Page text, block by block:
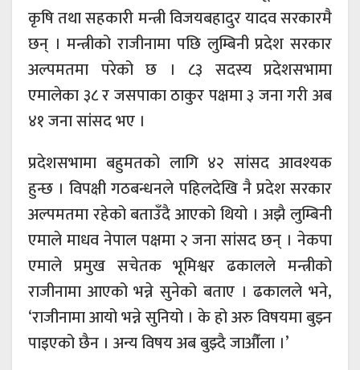
कृषि तथा सहकारी मन्त्री विजयबहादुर यादव सरकारमै
छन् । मन्त्रीको राजीनामा पछि लुम्बिनी प्रदेश सरकार
अल्पमतमा परेको छ । ८३ सदस्य प्रदेशसभामा
एमालेका ३८ र जसपाका ठाकुर पक्षमा ३ जना गरी अब
४१ जना सांसद भए ।
प्रदेशसभामा बहुमतको लागि ४२ सांसद आवश्यक
हुन्छ । विपक्षी गठबन्धनले पहिलदेखि नै प्रदेश सरकार
अल्पमतमा रहेको बताउँदै आएको थियो । अझै लुम्बिनी
एमाले माधव नेपाल पक्षमा २ जना सांसद छन् । नेकपा
एमाले प्रमुख सचेतक भूमिश्वर ढकालले मन्त्रीको
राजीनामा आएको भन्ने सुनेको बताए । ढकालले भने,
‘राजीनामा आयो भन्ने सुनियो । के हो अरु विषयमा बुझ्न
पाइएको छैन । अन्य विषय अब बुझ्दै जाऔँला ।’